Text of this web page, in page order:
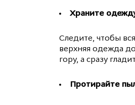
Храните
Следите, чтобы
верхняя одежда
гору, а сразу
Протирайте